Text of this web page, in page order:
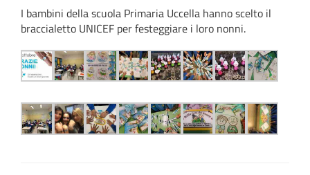
I bambini della scuola Primaria Uccella hanno scelto il
braccialetto UNICEF per festeggiare i loro nonni.